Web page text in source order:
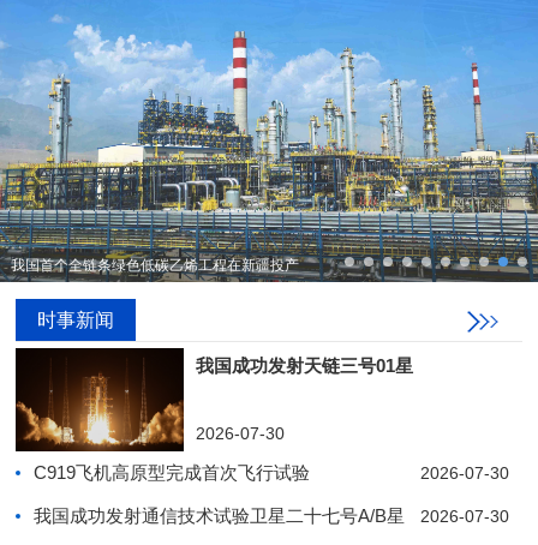
我国首个全链条绿色低碳乙烯工程在新疆投产
时事新闻
我国成功发射天链三号01星
2026-07-30
C919飞机高原型完成首次飞行试验 2026-07-30
我国成功发射通信技术试验卫星二十七号A/B星 2026-07-30